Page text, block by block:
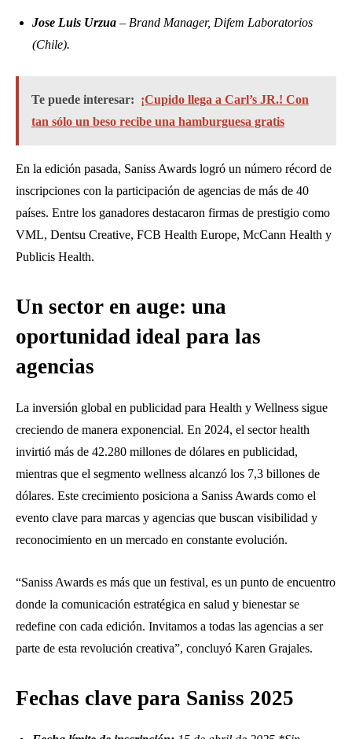
Jose Luis Urzua – Brand Manager, Difem Laboratorios
(Chile).
Te puede interesar: ¡Cupido llega a Carl’s JR.! Con
tan sólo un beso recibe una hamburguesa gratis
En la edición pasada, Saniss Awards logró un número récord de
inscripciones con la participación de agencias de más de 40
países. Entre los ganadores destacaron firmas de prestigio como
VML, Dentsu Creative, FCB Health Europe, McCann Health y
Publicis Health.
Un sector en auge: una
oportunidad ideal para las
agencias
La inversión global en publicidad para Health y Wellness sigue
creciendo de manera exponencial. En 2024, el sector health
invirtió más de 42.280 millones de dólares en publicidad,
mientras que el segmento wellness alcanzó los 7,3 billones de
dólares. Este crecimiento posiciona a Saniss Awards como el
evento clave para marcas y agencias que buscan visibilidad y
reconocimiento en un mercado en constante evolución.
“Saniss Awards es más que un festival, es un punto de encuentro
donde la comunicación estratégica en salud y bienestar se
redefine con cada edición. Invitamos a todas las agencias a ser
parte de esta revolución creativa”, concluyó Karen Grajales.
Fechas clave para Saniss 2025